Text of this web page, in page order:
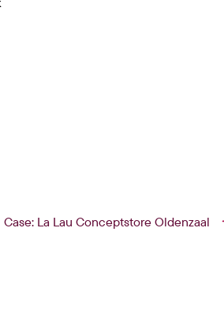
Case: La Lau Conceptstore Oldenzaal